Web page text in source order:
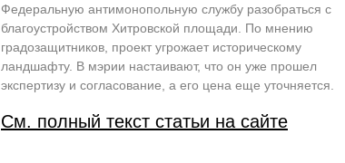
Федеральную антимонопольную службу разобраться с
благоустройством Хитровской площади. По мнению
градозащитников, проект угрожает историческому
ландшафту. В мэрии настаивают, что он уже прошел
экспертизу и согласование, а его цена еще уточняется.
См. полный текст статьи на сайте